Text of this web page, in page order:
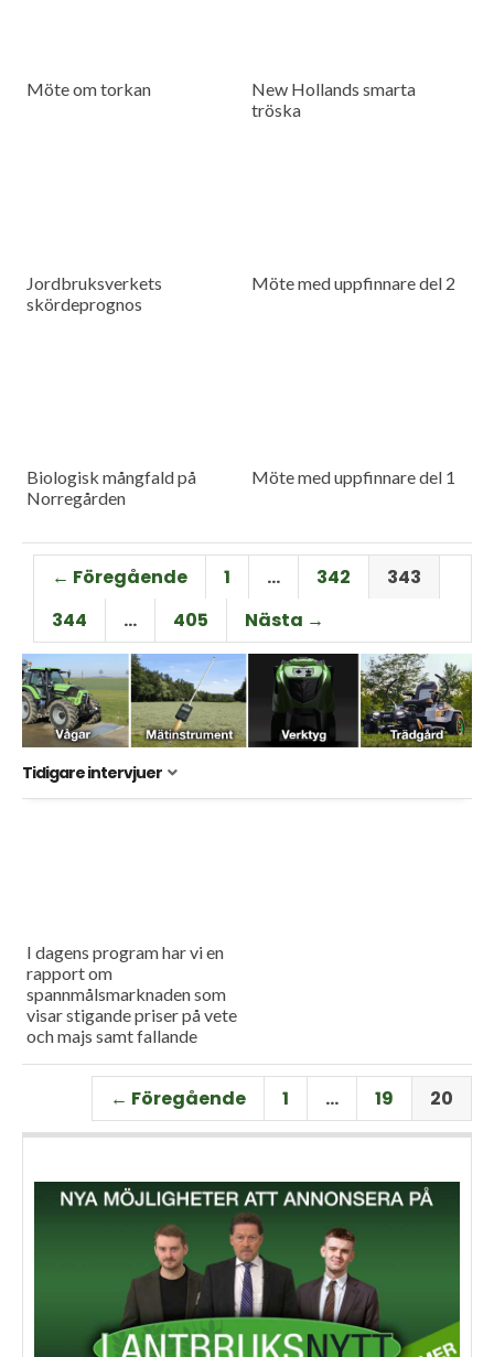
Möte om torkan
New Hollands smarta
tröska
Jordbruksverkets
skördeprognos
Möte med uppfinnare del 2
Biologisk mångfald på
Norregården
Möte med uppfinnare del 1
← Föregående 1 … 342
343
344
… 405 Nästa →
Tidigare intervjuer
I dagens program har vi en
rapport om
spannmålsmarknaden som
visar stigande priser på vete
och majs samt fallande
premiär för vårt
måndagsprogram med en
längre intervju med Erik
Stjerndahl vd för HIR Skåne,
fältdagar.
← Föregående 1 … 19 20